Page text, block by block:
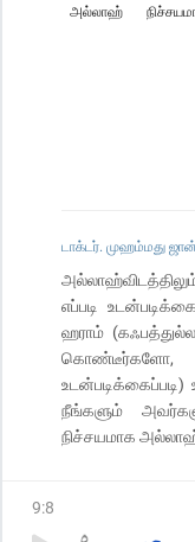
அல்லாஹ்
டாக்டர். முஹம்மது
எப்படி
ஹராம்
நீங்களும்
நிச்சயமாக
9:8